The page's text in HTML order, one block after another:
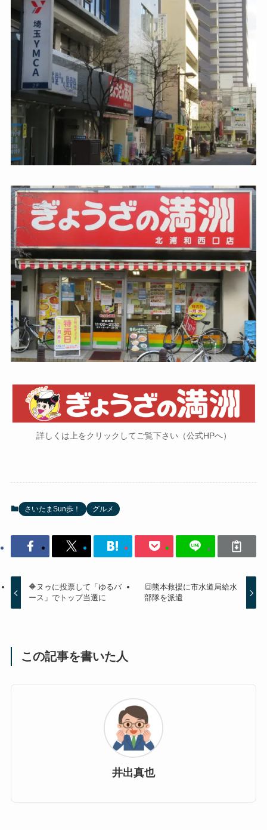
詳しくは上をクリックしてご覧下さい（公式HPへ）
さいたまSun歩！ グルメ
🔶ヌゥに投票して「ゆるバ
ース」でトップ当選に
🔳熊本救援に市水道局給水
部隊を派遣
この記事を書いた人
井出真也